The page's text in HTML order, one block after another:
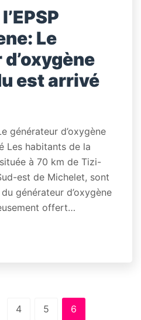
Le
est arrivé
générateur d’oxygène
Les habitants de la
à 70 km de Tizi-
est de Michelet, sont
générateur d’oxygène
offert…
4 5 6